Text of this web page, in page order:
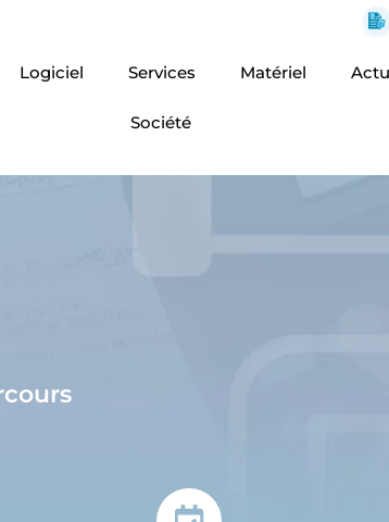
Logiciel Services Matériel
Société